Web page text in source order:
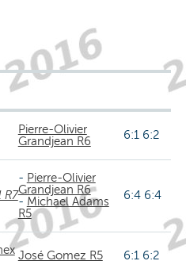
Pierre-Olivier
Grandjean R6
6:1 6:2
R7
- Pierre-Olivier
Grandjean R6
- Michael Adams
R5
6:4 6:4
José Gomez R5 6:1 6:2